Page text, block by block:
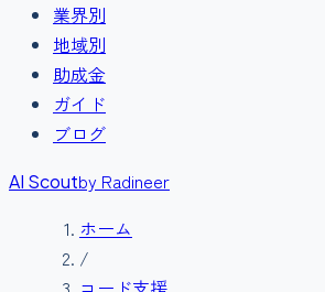
業界別
地域別
助成金
ガイド
ブログ
AI Scoutby Radineer
ホーム
/